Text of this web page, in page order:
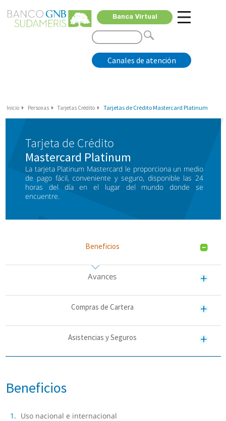
Canales de atención
Banca Virtual
Inicio Personas Tarjetas Crédito Tarjetas de Crédito Mastercard Platinum
Tarjeta de Crédito
Mastercard Platinum
La tarjeta Platinum Mastercard le proporciona un medio
de pago fácil, conveniente y seguro, disponible las 24
horas del día en el lugar del mundo donde se
encuentre.
Beneficios
Avances
Compras de Cartera
Asistencias y Seguros
Beneficios
Uso nacional e internacional